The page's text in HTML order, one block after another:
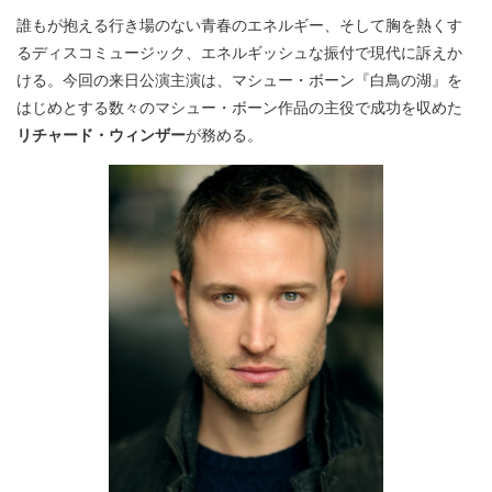
誰もが抱える行き場のない青春のエネルギー、そして胸を熱くす
るディスコミュージック、エネルギッシュな振付で現代に訴えか
ける。今回の来日公演主演は、マシュー・ボーン『白鳥の湖』を
はじめとする数々のマシュー・ボーン作品の主役で成功を収めた
リチャード・ウィンザーが務める。